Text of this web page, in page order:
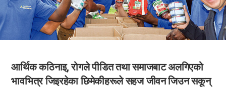
आर्थिक कठिनाइ, रोगले पीडित तथा समाजबाट अलगिएको
भावभित्र जिइरहेका छिमेकीहरूले सहज जीवन जिउन सकून्